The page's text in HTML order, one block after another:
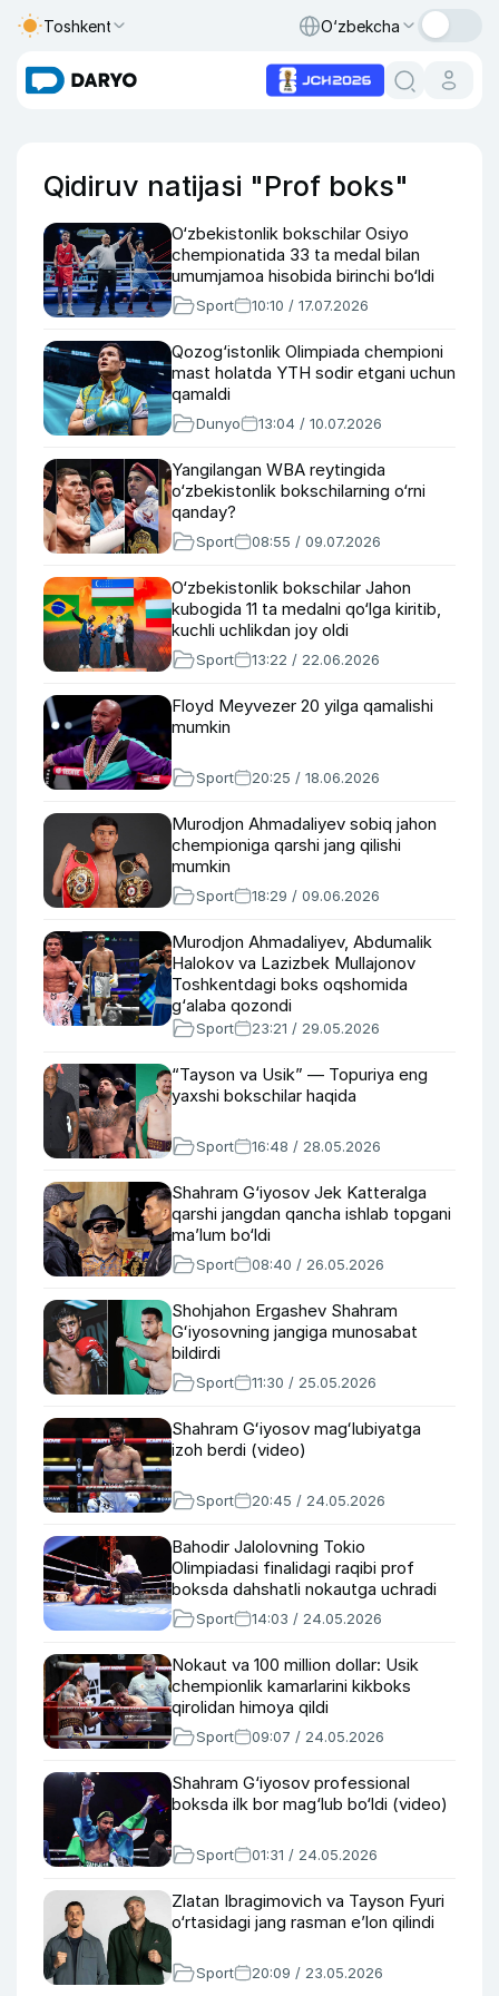
Toshkent O‘zbekcha
Qidiruv natijasi "Prof boks"
O‘zbekistonlik bokschilar Osiyo
chempionatida 33 ta medal bilan
umumjamoa hisobida birinchi bo‘ldi
Sport 10:10 / 17.07.2026
Qozog‘istonlik Olimpiada chempioni
mast holatda YTH sodir etgani uchun
qamaldi
Dunyo 13:04 / 10.07.2026
Yangilangan WBA reytingida
o‘zbekistonlik bokschilarning o‘rni
qanday?
Sport 08:55 / 09.07.2026
O‘zbekistonlik bokschilar Jahon
kubogida 11 ta medalni qo‘lga kiritib,
kuchli uchlikdan joy oldi
Sport 13:22 / 22.06.2026
Floyd Meyvezer 20 yilga qamalishi
mumkin
Sport 20:25 / 18.06.2026
Murodjon Ahmadaliyev sobiq jahon
chempioniga qarshi jang qilishi
mumkin
Sport 18:29 / 09.06.2026
Murodjon Ahmadaliyev, Abdumalik
Halokov va Lazizbek Mullajonov
Toshkentdagi boks oqshomida
g‘alaba qozondi
Sport 23:21 / 29.05.2026
“Tayson va Usik” — Topuriya eng
yaxshi bokschilar haqida
Sport 16:48 / 28.05.2026
Shahram G‘iyosov Jek Katteralga
qarshi jangdan qancha ishlab topgani
ma’lum bo‘ldi
Sport 08:40 / 26.05.2026
Shohjahon Ergashev Shahram
Gʻiyosovning jangiga munosabat
bildirdi
Sport 11:30 / 25.05.2026
Shahram Gʻiyosov magʻlubiyatga
izoh berdi (video)
Sport 20:45 / 24.05.2026
Bahodir Jalolovning Tokio
Olimpiadasi finalidagi raqibi prof
boksda dahshatli nokautga uchradi
Sport 14:03 / 24.05.2026
Nokaut va 100 million dollar: Usik
chempionlik kamarlarini kikboks
qirolidan himoya qildi
Sport 09:07 / 24.05.2026
Shahram G‘iyosov professional
boksda ilk bor mag‘lub bo‘ldi (video)
Sport 01:31 / 24.05.2026
Zlatan Ibragimovich va Tayson Fyuri
o‘rtasidagi jang rasman e’lon qilindi
Sport 20:09 / 23.05.2026